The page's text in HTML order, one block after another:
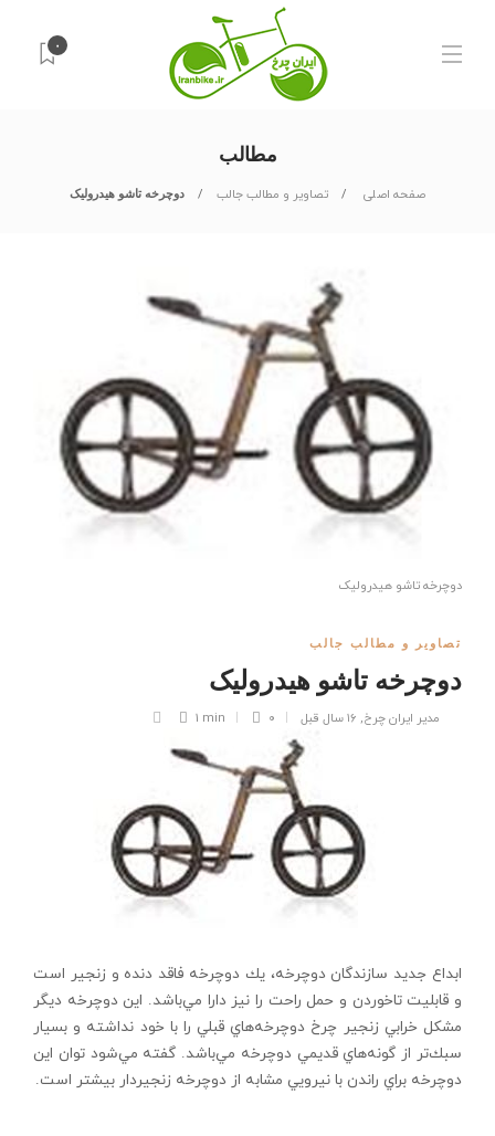
۰
مطالب
صفحه اصلی تصاویر و مطالب جالب دوچرخه تاشو هيدروليک
دوچرخه تاشو هيدروليک
تصاویر و مطالب جالب
دوچرخه تاشو هيدروليک
مدیر ایران چرخ, ۱۶ سال قبل ۰ 1 min
ابداع جديد سازندگان دوچرخه، يك دوچرخه فاقد دنده و زنجير است
و قابليت تاخوردن و حمل راحت را نيز دارا مي‌باشد. اين دوچرخه ديگر
مشكل خرابي زنجير چرخ دوچرخه‌هاي قبلي را با خود نداشته و بسيار
سبك‌تر از گونه‌هاي قديمي دوچرخه مي‌باشد. گفته مي‌شود توان اين
دوچرخه براي راندن با نيرويي مشابه از دوچرخه زنجيردار بيشتر است.